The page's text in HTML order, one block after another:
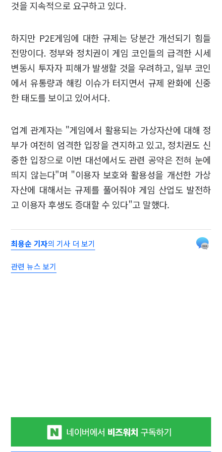
것을 지속적으로 요구하고 있다.
하지만 P2E게임에 대한 규제는 당분간 개선되기 힘들
전망이다. 정부와 정치권이 게임 코인들의 급격한 시세
변동시 투자자 피해가 발생할 것을 우려하고, 일부 코인
에서 유통량과 해킹 이슈가 터지면서 규제 완화에 신중
한 태도를 보이고 있어서다.
업계 관계자는 "게임에서 활용되는 가상자산에 대해 정
부가 여전히 엄격한 입장을 견지하고 있고, 정치권도 신
중한 입장으로 이번 대선에서도 관련 공약은 전혀 눈에
띄지 않는다"며 "이용자 보호와 활용성을 개선한 가상
자산에 대해서는 규제를 풀어줘야 게임 산업도 발전하
고 이용자 후생도 증대할 수 있다"고 말했다.
최용순 기자의 기사 더 보기
관련 뉴스 보기